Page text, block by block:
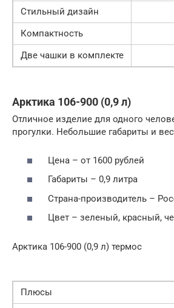
Стильный дизайн
Компактность
Две чашки в комплекте
Арктика 106-900 (0,9 л)
Отличное изделие для одного
прогулки. Небольшие габариты и
Цена – от 1600 рублей
Габариты – 0,9 литра
Страна-производитель –
Цвет – зеленый, красный,
Арктика 106-900 (0,9 л) термос
Плюсы